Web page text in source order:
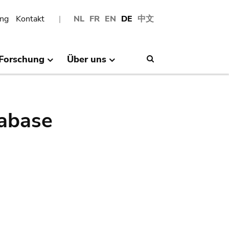
NL FR EN DE 中文
Kontakt
Über uns